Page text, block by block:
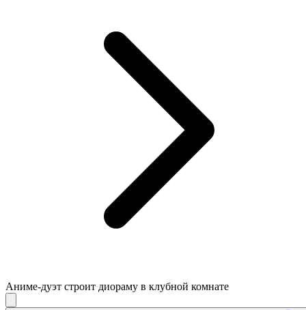
Аниме-дуэт строит диораму в клубной комнате